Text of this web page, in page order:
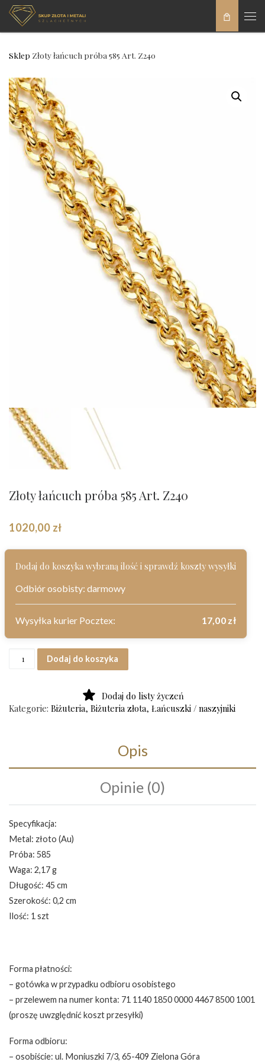
Skip to content
Sklep Złoty łańcuch próba 585 Art. Z240
Złoty łańcuch próba 585 Art. Z240
1020,00 zł
Dodaj do koszyka wybraną ilość i sprawdź koszty wysyłki
Odbiór osobisty: darmowy
Wysyłka kurier Pocztex: 17,00 zł
Dodaj do koszyka
Dodaj do listy życzeń
Kategorie: Biżuteria, Biżuteria złota, Łańcuszki / naszyjniki
Opis
Opinie (0)
Specyfikacja:
Metal: złoto (Au)
Próba: 585
Waga: 2,17 g
Długość: 45 cm
Szerokość: 0,2 cm
Ilość: 1 szt
Forma płatności:
– gotówka w przypadku odbioru osobistego
– przelewem na numer konta: 71 1140 1850 0000 4467 8500 1001
(proszę uwzględnić koszt przesyłki)
Forma odbioru:
– osobiście: ul. Moniuszki 7/3, 65-409 Zielona Góra